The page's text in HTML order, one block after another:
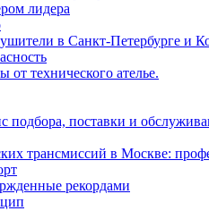
лидера
в Санкт-Петербурге и
технического ателье.
подбора, поставки и
трансмиссий в Москве:
рекордами